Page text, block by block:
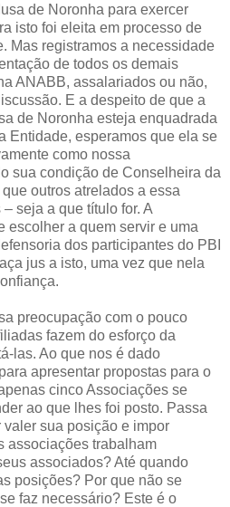
de Noronha para exercer
isto foi eleita em processo de
Mas registramos a necessidade
de todos os demais
ANABB, assalariados ou não,
E a despeito de que a
de Noronha esteja enquadrada
Entidade, esperamos que ela se
como nossa
sua condição de Conselheira da
outros atrelados a essa
seja a que título for. A
escolher a quem servir e uma
dos participantes do PBI
jus a isto, uma vez que nela
preocupação com o pouco
fazem do esforço da
las. Ao que nos é dado
apresentar propostas para o
cinco Associações se
ao que lhes foi posto. Passa
sua posição e impor
associações trabalham
associados? Até quando
posições? Por que não se
faz necessário? Este é o